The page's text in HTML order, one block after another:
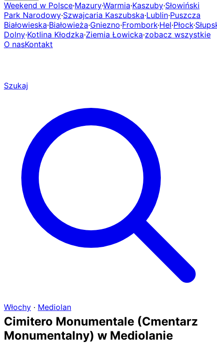
Weekend w Polsce·Mazury·Warmia·Kaszuby·Słowiński
Park Narodowy·Szwajcaria Kaszubska·Lublin·Puszcza
Białowieska·Białowieża·Gniezno·Frombork·Hel·Płock·
Dolny·Kotlina Kłodzka·Ziemia Łowicka·zobacz wszystkie
O nasKontakt
Szukaj
Włochy · Mediolan
Cimitero Monumentale (Cmentarz
Monumentalny) w Mediolanie